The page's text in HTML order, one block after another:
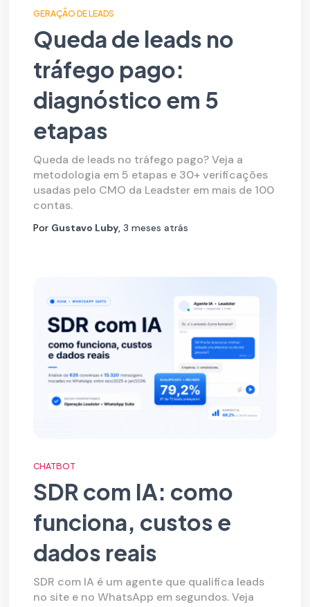
GERAÇÃO DE LEADS
Queda de leads no
tráfego pago:
diagnóstico em 5
etapas
Queda de leads no tráfego pago? Veja a
metodologia em 5 etapas e 30+ verificações
usadas pelo CMO da Leadster em mais de 100
contas.
Por Gustavo Luby, 3 meses atrás
CHATBOT
SDR com IA: como
funciona, custos e
dados reais
SDR com IA é um agente que qualifica leads
no site e no WhatsApp em segundos. Veja